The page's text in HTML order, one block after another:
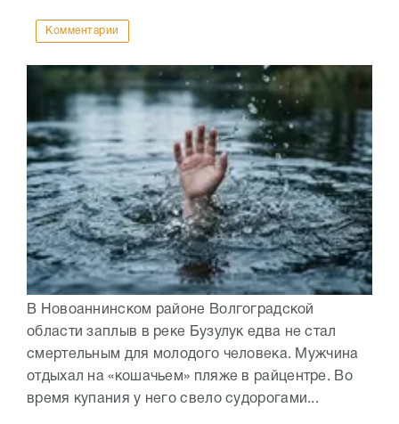
Комментарии
В Новоаннинском районе Волгоградской
области заплыв в реке Бузулук едва не стал
смертельным для молодого человека. Мужчина
отдыхал на «кошачьем» пляже в райцентре. Во
время купания у него свело судорогами...